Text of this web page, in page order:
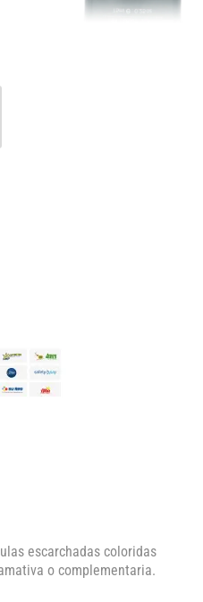
escarchadas coloridas
o complementaria.